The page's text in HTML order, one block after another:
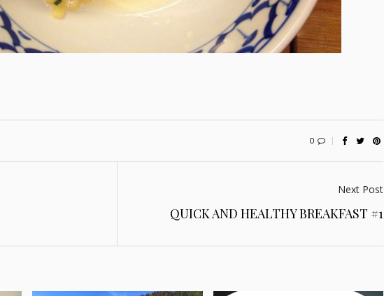
0
Next Post
QUICK AND HEALTHY BREAKFAST #1